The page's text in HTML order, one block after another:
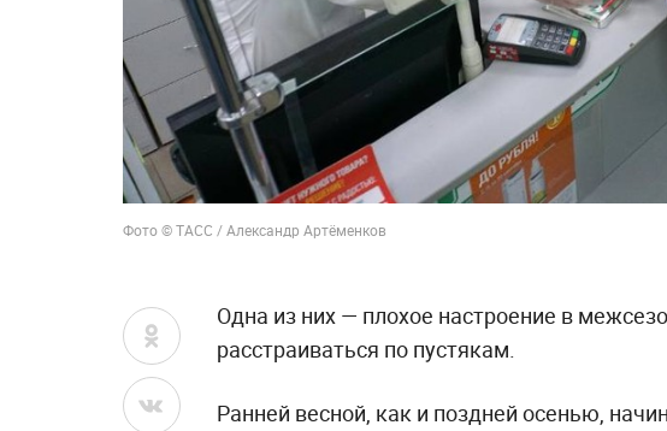
Фото © ТАСС / Александр Артёменков
Одна из них — плохое настроение в
расстраиваться по пустякам.
Ранней весной, как и поздней осенью,